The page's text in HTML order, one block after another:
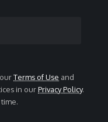
Terms of Use and
in ourPrivacy Policy.